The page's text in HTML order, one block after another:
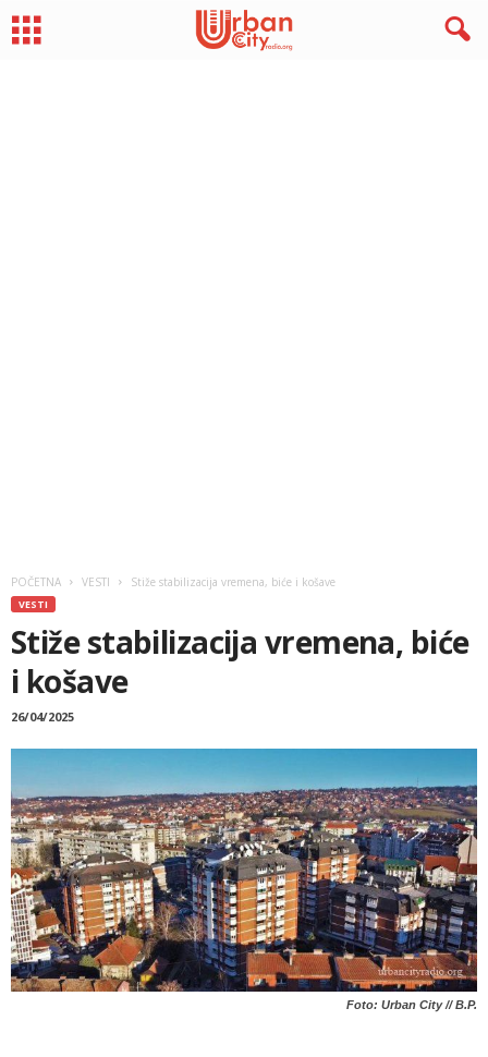
POČETNA VESTI Stiže stabilizacija vremena, biće i košave
VESTI
Stiže stabilizacija vremena, biće
i košave
26/04/2025
Foto: Urban City // B.P.